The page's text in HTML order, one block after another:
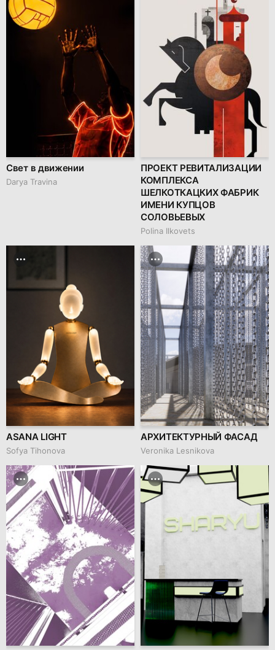
Свет в движении
Darya Travina
ПРОЕКТ РЕВИТАЛИЗАЦИИ
КОМПЛЕКСА
ШЕЛКОТКАЦКИХ ФАБРИК
ИМЕНИ КУПЦОВ
СОЛОВЬЕВЫХ
Polina Ilkovets
ASANA LIGHT
Sofya Tihonova
АРХИТЕКТУРНЫЙ ФАСАД
Veronika Lesnikova